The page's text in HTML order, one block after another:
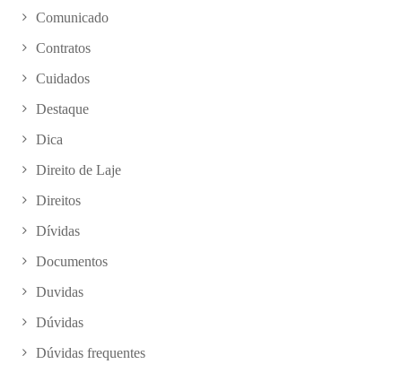
Comunicado
Contratos
Cuidados
Destaque
Dica
Direito de Laje
Direitos
Dívidas
Documentos
Duvidas
Dúvidas
Dúvidas frequentes